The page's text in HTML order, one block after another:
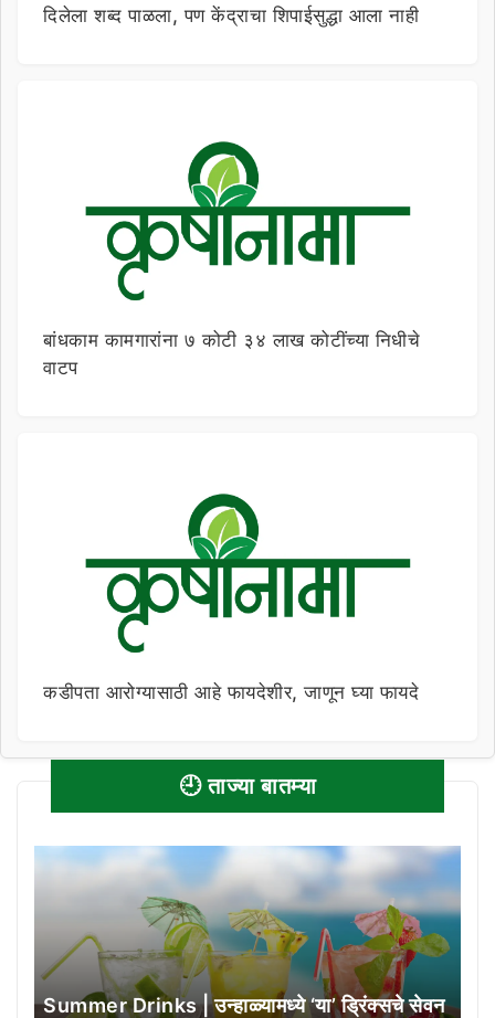
दिलेला शब्द पाळला, पण केंद्राचा शिपाईसुद्धा आला नाही
बांधकाम कामगारांना ७ कोटी ३४ लाख कोटींच्या निधीचे
वाटप
कडीपता आरोग्यासाठी आहे फायदेशीर, जाणून घ्या फायदे
🕘 ताज्या बातम्या
Summer Drinks | उन्हाळ्यामध्ये ‘या’ ड्रिंक्सचे सेवन